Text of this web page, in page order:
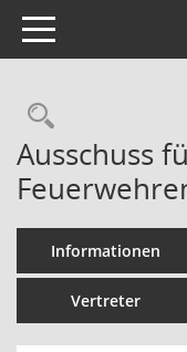
Toggle navigation
Ausschuss
Informationen
Vertreter